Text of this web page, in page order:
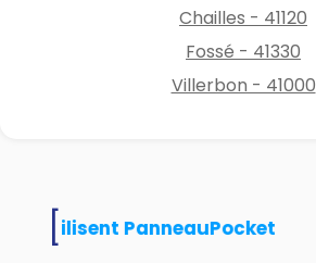
Chailles - 41120
Fossé - 41330
Villerbon - 41000
utilisent PanneauPocket